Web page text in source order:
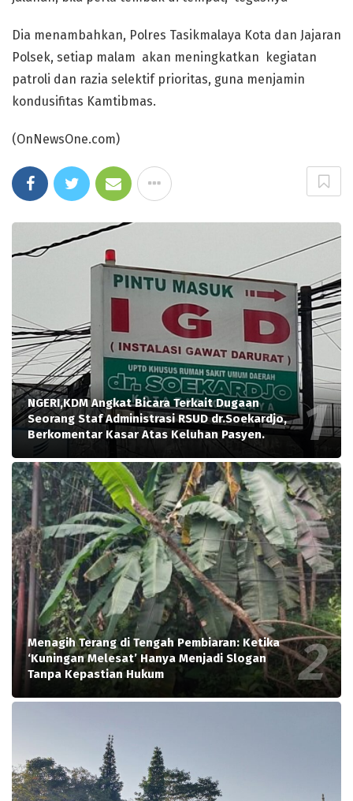
Dia menambahkan, Polres Tasikmalaya Kota dan Jajaran
Polsek, setiap malam akan meningkatkan kegiatan
patroli dan razia selektif prioritas, guna menjamin
kondusifitas Kamtibmas.
(OnNewsOne.com)
NGERI,KDM Angkat Bicara Terkait Dugaan
Seorang Staf Administrasi RSUD dr.Soekardjo,
Berkomentar Kasar Atas Keluhan Pasyen.
Menagih Terang di Tengah Pembiaran: Ketika
‘Kuningan Melesat’ Hanya Menjadi Slogan
Tanpa Kepastian Hukum